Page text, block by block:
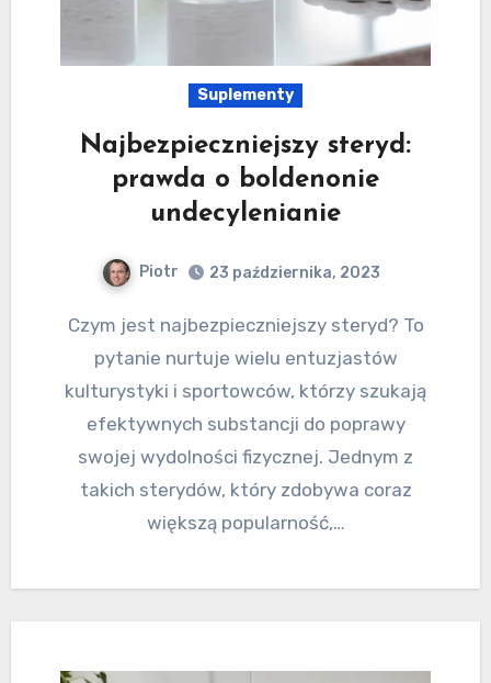
Suplementy
Najbezpieczniejszy steryd:
prawda o boldenonie
undecylenianie
Piotr 23 października, 2023
Czym jest najbezpieczniejszy steryd? To
pytanie nurtuje wielu entuzjastów
kulturystyki i sportowców, którzy szukają
efektywnych substancji do poprawy
swojej wydolności fizycznej. Jednym z
takich sterydów, który zdobywa coraz
większą popularność,…